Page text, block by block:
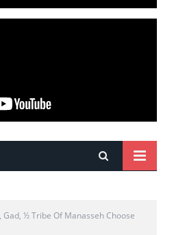
Gad, ½ Tribe Of Manasseh Choose